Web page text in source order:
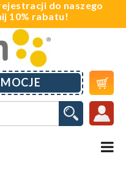
do naszego
10% rabatu!
